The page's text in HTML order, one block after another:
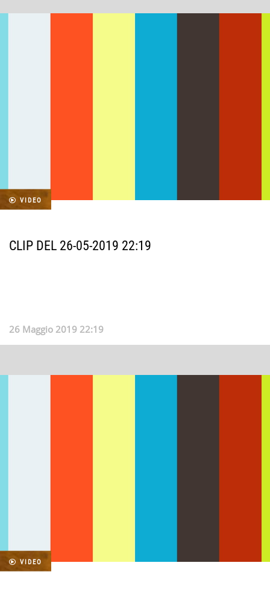
VIDEO
CLIP DEL 26-05-2019 22:19
26 Maggio 2019 22:19
VIDEO